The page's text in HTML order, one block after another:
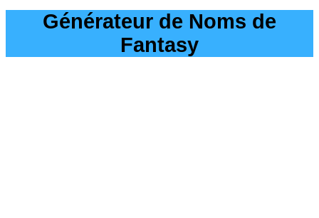
Générateur de Noms de
Fantasy